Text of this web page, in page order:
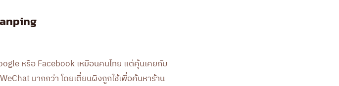
หรือ Facebook เหมือนคนไทย แต่คุ้นเคยกับ
มากกว่า โดยเตี่ยนผิงถูกใช้เพื่อค้นหาร้าน